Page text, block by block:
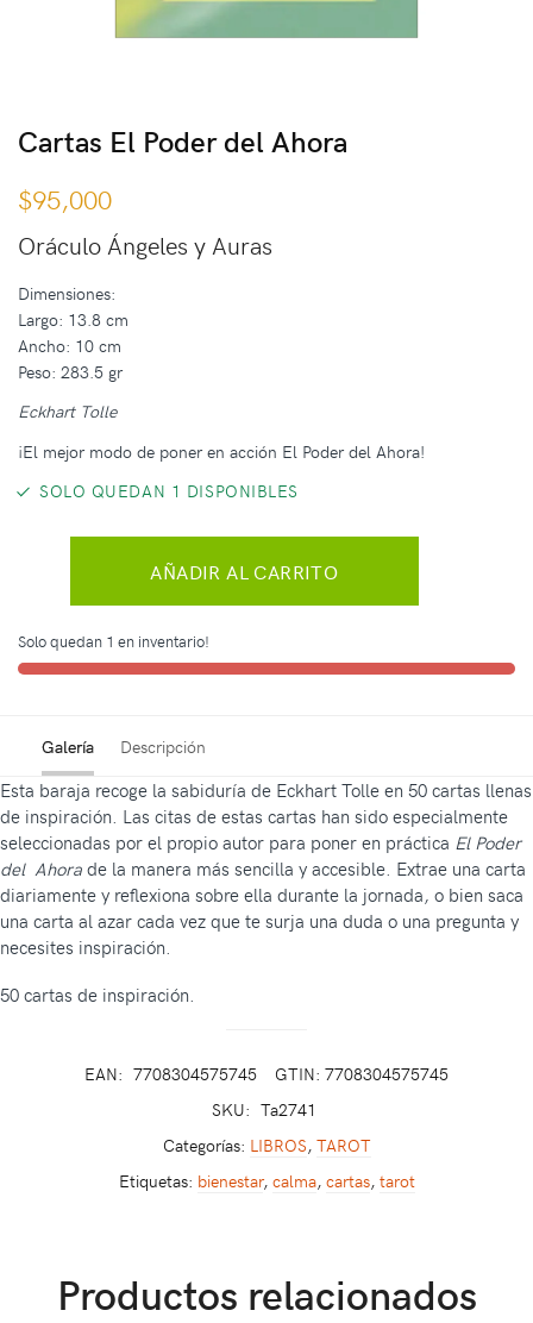
Cartas El Poder del Ahora
$95,000
Oráculo Ángeles y Auras
Dimensiones:
Largo: 13.8 cm
Ancho: 10 cm
Peso: 283.5 gr
Eckhart Tolle
¡El mejor modo de poner en acción El Poder del Ahora!
SOLO QUEDAN 1 DISPONIBLES
AÑADIR AL CARRITO
Solo quedan 1 en inventario!
Galería Descripción
Esta baraja recoge la sabiduría de Eckhart Tolle en 50 cartas llenas
de inspiración. Las citas de estas cartas han sido especialmente
seleccionadas por el propio autor para poner en práctica El Poder
del Ahora de la manera más sencilla y accesible. Extrae una carta
diariamente y reflexiona sobre ella durante la jornada, o bien saca
una carta al azar cada vez que te surja una duda o una pregunta y
necesites inspiración.
50 cartas de inspiración.
EAN: 7708304575745
GTIN: 7708304575745
SKU: Ta2741
Categorías: LIBROS, TAROT
Etiquetas: bienestar, calma, cartas, tarot
Productos relacionados